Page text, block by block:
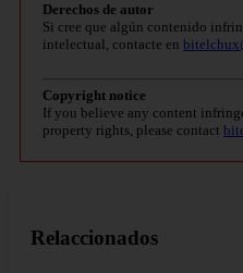
Derechos de autor
Si cree que algún contenido
intelectual, contacte en
Copyright notice
If you believe any content
property rights, please contact
Relaccionados